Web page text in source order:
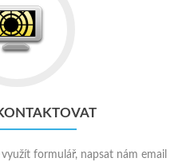
to
Jak
nás
formulář, napsat nám email